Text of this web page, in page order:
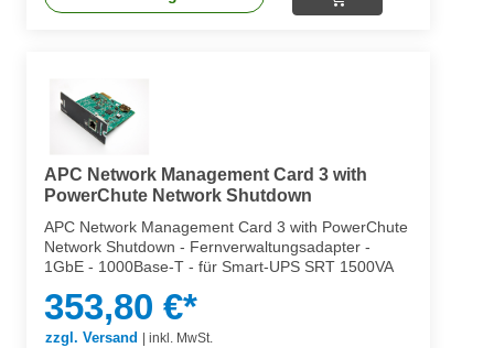
APC Network Management Card 3 with
PowerChute Network Shutdown
APC Network Management Card 3 with PowerChute
Network Shutdown - Fernverwaltungsadapter -
1GbE - 1000Base-T - für Smart-UPS SRT 1500VA
353,80 €*
zzgl. Versand inkl. MwSt.